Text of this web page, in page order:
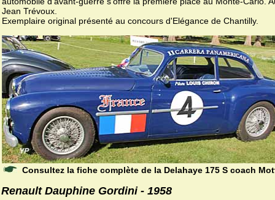
Jean Trévoux.
Exemplaire original présenté au concours d'Elégance de Chantilly.
Consultez la fiche complète de la Delahaye 175 S coach
Renault Dauphine Gordini - 1958